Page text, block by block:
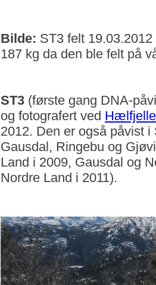
Bilde: ST3 felt
187 kg da den ble felt på
ST3 (første gang DNA-
og fotografert ved
2012. Den er også påvist
Gausdal, Ringebu og
Land i 2009, Gausdal og
Nordre Land i 2011).